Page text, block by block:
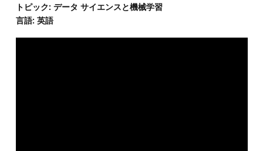
トピック: データ サイエンスと機械学習
言語: 英語